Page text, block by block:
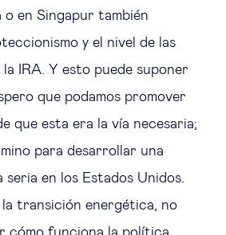
o en Singapur también
y el nivel de las
IRA. Y esto puede suponer
que podamos promover
que esta era la vía necesaria;
para desarrollar una
en los Estados Unidos.
la transición energética, no